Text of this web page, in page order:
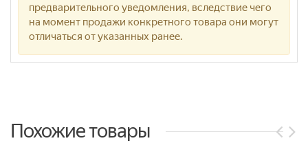
предварительного уведомления, вследствие чего
на момент продажи конкретного товара они могут
отличаться от указанных ранее.
Похожие товары